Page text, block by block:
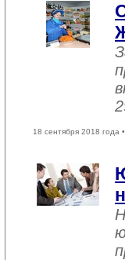
18 сентября 2018 года •